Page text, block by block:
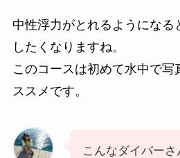
中性浮力がとれるようになる
したくなりますね。
このコースは初めて水中で写
ススメです。
こんなダイバー